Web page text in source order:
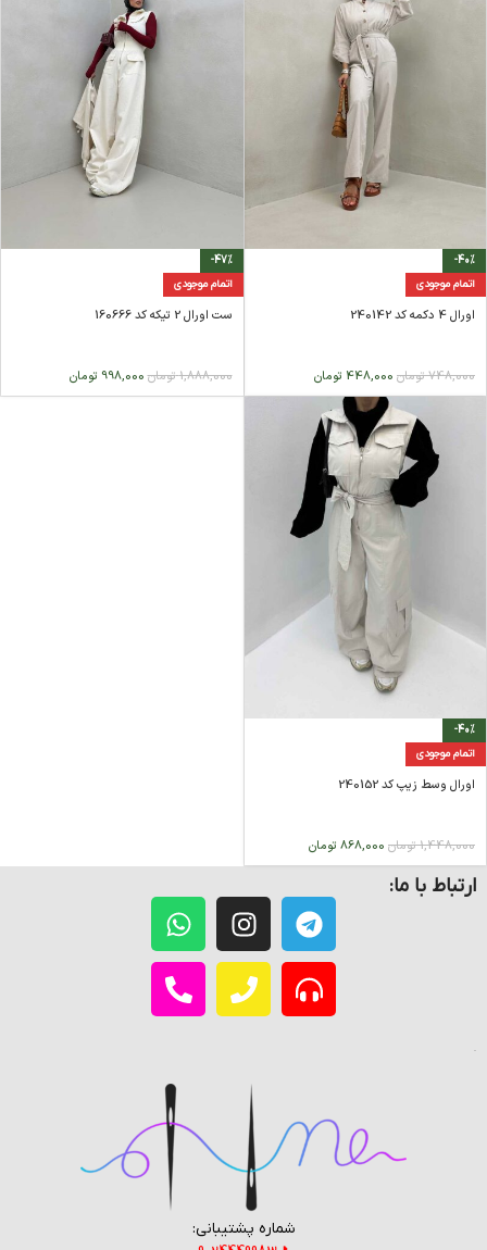
-40%
اتمام موجودی
اورال 4 دکمه کد 240142
748,000تومان 448,000 تومان
-47%
اتمام موجودی
ست اورال 2 تیکه کد 160666
1,888,000تومان 998,000 تومان
-40%
اتمام موجودی
اورال وسط زیپ کد 240152
1,448,000تومان 868,000 تومان
ارتباط با ما:
شماره پشتیبانی: